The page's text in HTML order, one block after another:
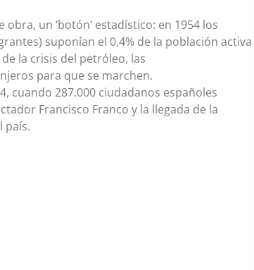
un ‘botón’ estadístico: en 1954 los
suponían el 0,4% de la población activa
la crisis del petróleo, las
para que se marchen.
cuando 287.000 ciudadanos españoles
Francisco Franco y la llegada de la
país.